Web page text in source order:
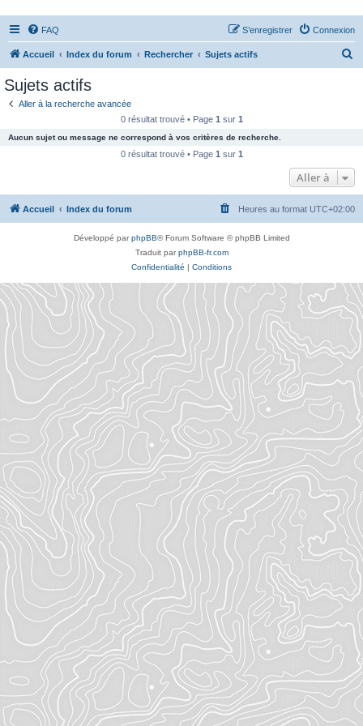
FAQ Connexion
S’enregistrer
Accueil Index du forum Rechercher Sujets actifs
c
e
Sujets actifs
Aller à la recherche avancée
0 résultat trouvé • Page 1 sur 1
Aucun sujet ou message ne correspond à vos critères de recherche.
0 résultat trouvé • Page 1 sur 1
Aller à
Accueil Index du forum Heures au format UTC+02:00
Développé parphpBB® Forum Software © phpBB Limited
Traduit parphpBB-fr.com
Confidentialité | Conditions